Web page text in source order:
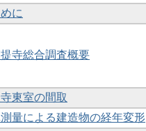
に
寺総合調査概要
東室の間取
量による建造物の経年変形